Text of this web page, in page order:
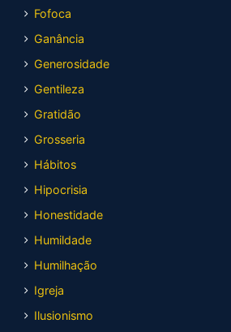
Fofoca
Ganância
Generosidade
Gentileza
Gratidão
Grosseria
Hábitos
Hipocrisia
Honestidade
Humildade
Humilhação
Igreja
Ilusionismo